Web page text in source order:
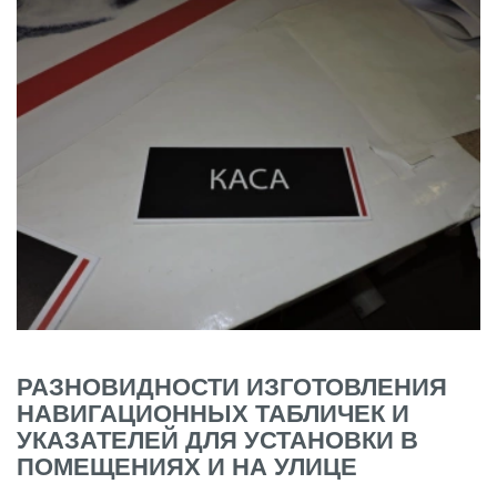
РАЗНОВИДНОСТИ ИЗГОТОВЛЕНИЯ
НАВИГАЦИОННЫХ ТАБЛИЧЕК И
УКАЗАТЕЛЕЙ ДЛЯ УСТАНОВКИ В
ПОМЕЩЕНИЯХ И НА УЛИЦЕ